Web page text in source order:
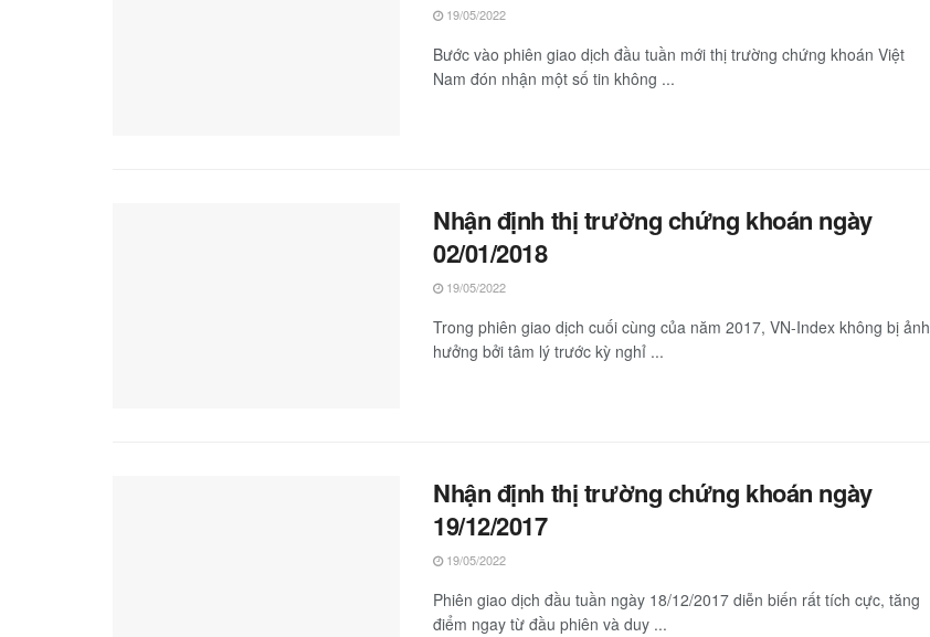
19/05/2022
Bước vào phiên giao dịch đầu tuần mới thị trường chứng khoán Việt
Nam đón nhận một số tin không ...
Nhận định thị trường chứng khoán ngày
02/01/2018
19/05/2022
Trong phiên giao dịch cuối cùng của năm 2017, VN-Index không bị ảnh
hưởng bởi tâm lý trước kỳ nghỉ ...
Nhận định thị trường chứng khoán ngày
19/12/2017
19/05/2022
Phiên giao dịch đầu tuần ngày 18/12/2017 diễn biến rất tích cực, tăng
điểm ngay từ đầu phiên và duy ...